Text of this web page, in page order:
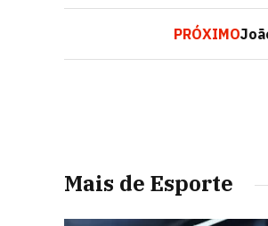
PRÓXIMO
Mais de Esporte